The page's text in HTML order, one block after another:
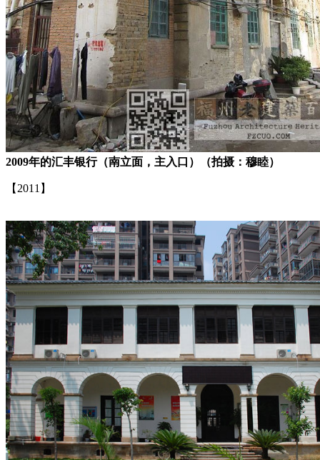
2009年的汇丰银行（南立面，主入口）（拍摄：穆睦）
【2011】